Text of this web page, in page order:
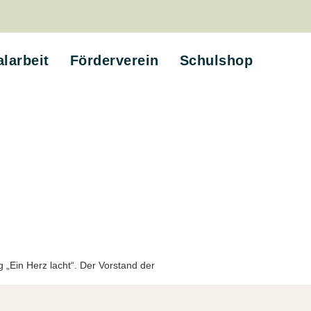
Förderverein Schulshop
Herz lacht“. Der Vorstand der